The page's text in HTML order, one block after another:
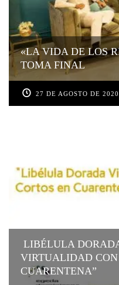
«LA VIDA DE LOS
TOMA FINAL
27 DE AGOSTO DE 2020
LIBÉLULA
VIRTUALIDAD CON
CUARENTENA”